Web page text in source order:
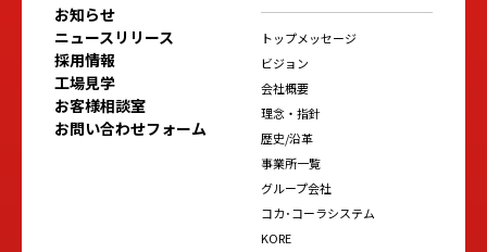
お知らせ
ニュースリリース
採用情報
工場見学
お客様相談室
お問い合わせフォーム
トップメッセージ
ビジョン
会社概要
理念・指針
歴史/沿革
事業所一覧
グループ会社
コカ･コーラシステム
KORE